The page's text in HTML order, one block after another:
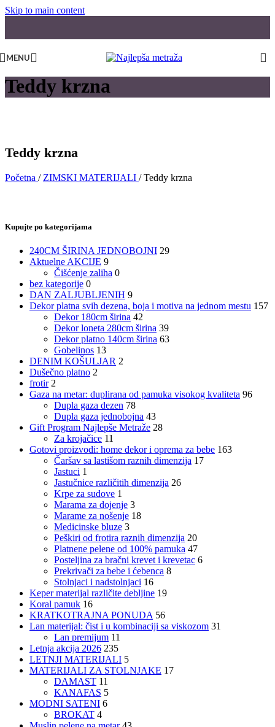
Skip to main content
MENU
Teddy krzna
Teddy krzna
Početna / ZIMSKI MATERIJALI / Teddy krzna
Kupujte po kategorijama
240CM ŠIRINA JEDNOBOJNI 29
Aktuelne AKCIJE 9
Čišćenje zaliha 0
bez kategorije 0
DAN ZALJUBLJENIH 9
Dekor platna svih dezena, boja i motiva na jednom mestu 157
Dekor 180cm širina 42
Dekor loneta 280cm širina 39
Dekor platno 140cm širina 63
Gobelinos 13
DENIM KOŠULJAR 2
Dušečno platno 2
frotir 2
Gaza na metar: duplirana od pamuka visokog kvaliteta 96
Dupla gaza dezen 78
Dupla gaza jednobojna 43
Gift Program Najlepše Metraže 28
Za krojačice 11
Gotovi proizvodi: home dekor i oprema za bebe 163
Čaršav sa lastišom raznih dimenzija 17
Jastuci 1
Jastučnice različitih dimenzija 26
Krpe za sudove 1
Marama za dojenje 3
Marame za nošenje 18
Medicinske bluze 3
Peškiri od frotira raznih dimenzija 20
Platnene pelene od 100% pamuka 47
Posteljina za bračni krevet i krevetac 6
Prekrivači za bebe i ćebenca 8
Stolnjaci i nadstolnjaci 16
Keper materijal različite debljine 19
Koral pamuk 16
KRATKOTRAJNA PONUDA 56
Lan materijal: čist i u kombinaciji sa viskozom 31
Lan premijum 11
Letnja akcija 2026 235
LETNJI MATERIJALI 5
MATERIJALI ZA STOLNJAKE 17
DAMAST 11
KANAFAS 5
MODNI SATENI 6
BROKAT 4